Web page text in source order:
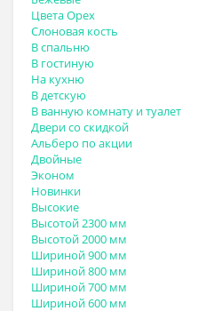
Цвета Орех
Слоновая кость
В спальню
В гостиную
На кухню
В детскую
В ванную комнату и туалет
Двери со скидкой
Альберо по акции
Двойные
Эконом
Новинки
Высокие
Высотой 2300 мм
Высотой 2000 мм
Шириной 900 мм
Шириной 800 мм
Шириной 700 мм
Шириной 600 мм